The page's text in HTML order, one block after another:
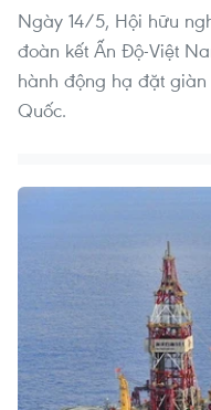
Ngày 14/5, Hội hữu
đoàn kết Ấn Độ-Việt
hành động hạ đặt
Quốc.